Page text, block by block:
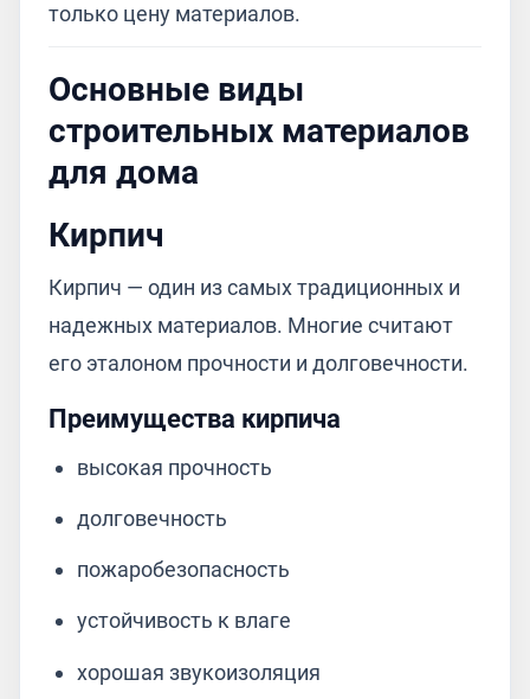
только цену материалов.
Основные виды
строительных материалов
для дома
Кирпич
Кирпич — один из самых традиционных и
надежных материалов. Многие считают
его эталоном прочности и долговечности.
Преимущества кирпича
высокая прочность
долговечность
пожаробезопасность
устойчивость к влаге
хорошая звукоизоляция